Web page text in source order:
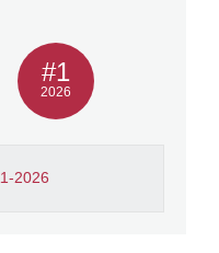
2026
#1
2026